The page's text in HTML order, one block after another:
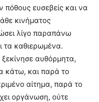
ευσεβείς και να
κινήματος
λίγο παραπάνω
τα καθιερωμένα.
αυθόρμητα,
κάτω, και παρά το
αίτημα, παρά το
οργάνωση, ούτε